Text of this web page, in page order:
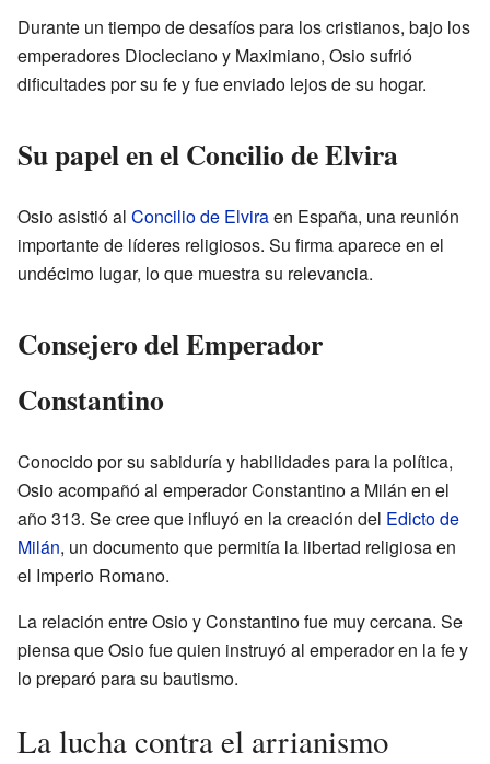
Durante un tiempo de desafíos para los cristianos, bajo los
emperadores Diocleciano y Maximiano, Osio sufrió
dificultades por su fe y fue enviado lejos de su hogar.
Su papel en el Concilio de Elvira
Osio asistió al Concilio de Elviraen España, una reunión
importante de líderes religiosos. Su firma aparece en el
undécimo lugar, lo que muestra su relevancia.
Consejero del Emperador
Constantino
Conocido por su sabiduría y habilidades para la política,
Osio acompañó al emperador Constantino a Milán en el
año 313. Se cree que influyó en la creación del Edicto de
Milán, un documento que permitía la libertad religiosa en
el Imperio Romano.
La relación entre Osio y Constantino fue muy cercana. Se
piensa que Osio fue quien instruyó al emperador en la fe y
lo preparó para su bautismo.
La lucha contra el arrianismo